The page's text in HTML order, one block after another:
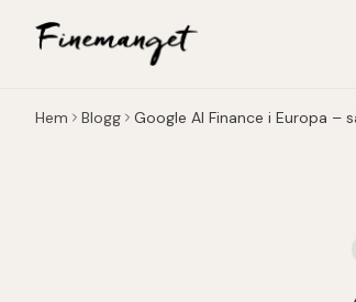
Hem Blogg Google AI Finance i Europa –